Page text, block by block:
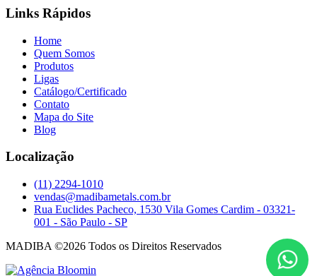
Links Rápidos
Home
Quem Somos
Produtos
Ligas
Catálogo/Certificado
Contato
Mapa do Site
Blog
Localização
(11) 2294-1010
vendas@madibametals.com.br
Rua Euclides Pacheco, 1530 Vila Gomes Cardim - 03321-
001 - São Paulo - SP
MADIBA ©2026 Todos os Direitos Reservados